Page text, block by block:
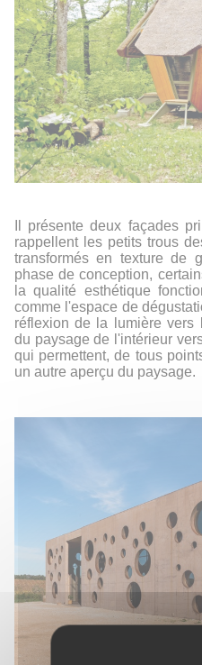
Il présente deux façades
rappellent les petits trous
transformés en texture de
phase de conception,
la qualité esthétique
comme l'espace de
réflexion de la lumière vers
du paysage de l'intérieur
qui permettent, de tous
un autre aperçu du paysage.